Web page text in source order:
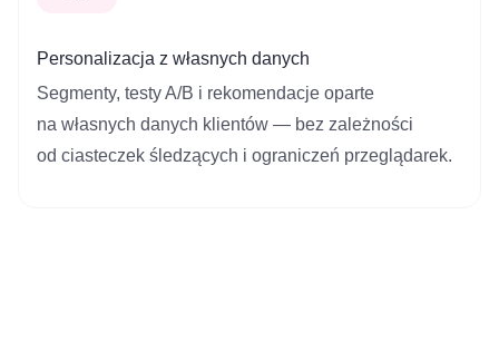
Personalizacja z własnych danych
Segmenty, testy A/B i rekomendacje oparte
na własnych danych klientów — bez zależności
od ciasteczek śledzących i ograniczeń przeglądarek.